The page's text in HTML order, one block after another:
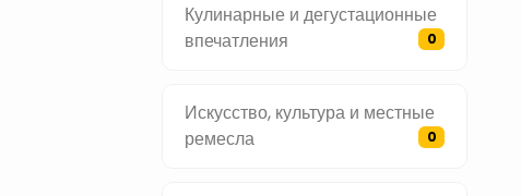
Кулинарные и дегустационные
впечатления
0
Искусство, культура и местные
ремесла
0